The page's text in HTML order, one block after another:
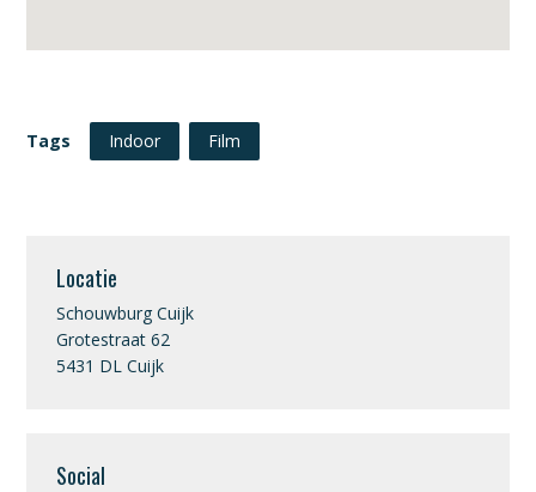
Tags Indoor Film
Locatie
Schouwburg Cuijk
Grotestraat 62
5431 DL Cuijk
Social